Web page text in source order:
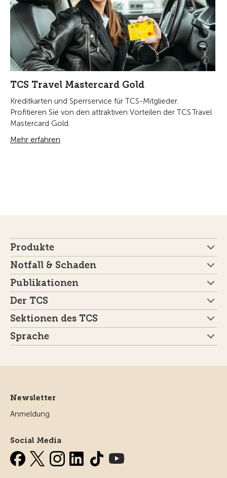
TCS Travel Mastercard Gold
Kreditkarten und Sperrservice für TCS-Mitglieder.
Profitieren Sie von den attraktiven Vorteilen der TCS Travel
Mastercard Gold.
Mehr erfahren
Produkte
Notfall & Schaden
Publikationen
Der TCS
Sektionen des TCS
Sprache
Newsletter
Anmeldung
Social Media